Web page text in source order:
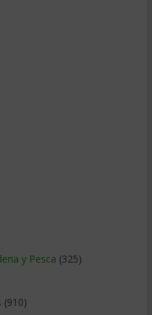
y Pesca (325)
(910)